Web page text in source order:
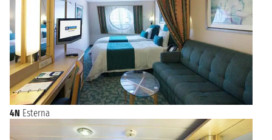
4N Esterna